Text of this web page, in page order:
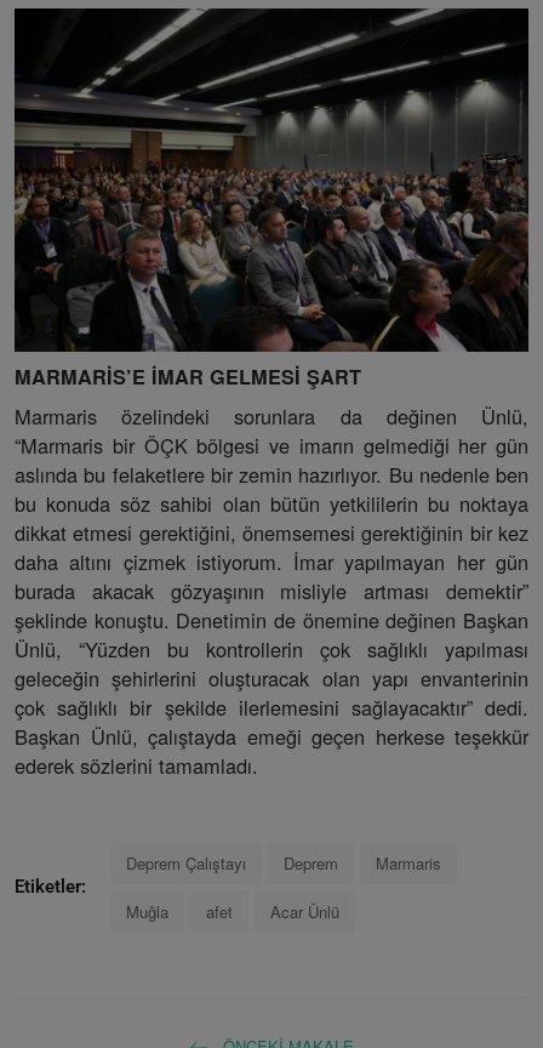
MARMARİS’E İMAR GELMESİ ŞART
Marmaris özelindeki sorunlara da değinen Ünlü,
“Marmaris bir ÖÇK bölgesi ve imarın gelmediği her gün
aslında bu felaketlere bir zemin hazırlıyor. Bu nedenle ben
bu konuda söz sahibi olan bütün yetkililerin bu noktaya
dikkat etmesi gerektiğini, önemsemesi gerektiğinin bir kez
daha altını çizmek istiyorum. İmar yapılmayan her gün
burada akacak gözyaşının misliyle artması demektir”
şeklinde konuştu. Denetimin de önemine değinen Başkan
Ünlü, “Yüzden bu kontrollerin çok sağlıklı yapılması
geleceğin şehirlerini oluşturacak olan yapı envanterinin
çok sağlıklı bir şekilde ilerlemesini sağlayacaktır” dedi.
Başkan Ünlü, çalıştayda emeği geçen herkese teşekkür
ederek sözlerini tamamladı.
Etiketler:
Deprem Çalıştayı Deprem Marmaris
Muğla afet Acar Ünlü